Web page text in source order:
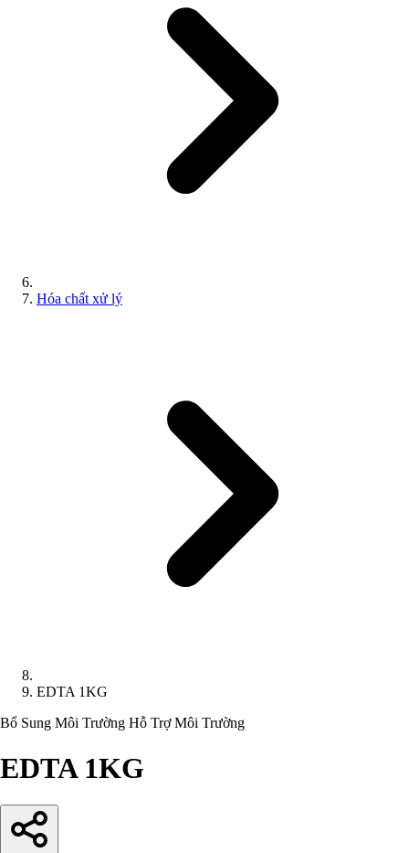
Hóa chất xử lý
EDTA 1KG
Bổ Sung Môi Trường Hỗ Trợ Môi Trường
EDTA 1KG